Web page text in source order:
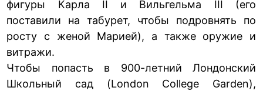
фигуры Карла II и Вильгельма III (его
поставили на табурет, чтобы подровнять по
росту с женой Марией), а также оружие и
витражи.
Чтобы попасть в 900-летний Лондонский
Школьный сад (London College Garden),